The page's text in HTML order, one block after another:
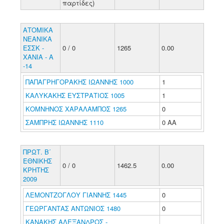
παρτίδες)
ΑΤΟΜΙΚΑ
ΝΕΑΝΙΚΑ
ΕΣΣΚ -
ΧΑΝΙΑ - Α
-14
0 / 0 1265 0.00
ΠΑΠΑΓΡΗΓΟΡΑΚΗΣ ΙΩΑΝΝΗΣ 1000
1
ΚΑΛΥΚΑΚΗΣ ΕΥΣΤΡΑΤΙΟΣ 1005
1
ΚΟΜΝΗΝΟΣ ΧΑΡΑΛΑΜΠΟΣ 1265
0
ΣΑΜΠΡΗΣ ΙΩΑΝΝΗΣ 1110
0 ΑΑ
ΠΡΩΤ. Β΄
ΕΘΝΙΚΗΣ
ΚΡΗΤΗΣ
2009
0 / 0 1462.5 0.00
ΛΕΜΟΝΤΖΟΓΛΟΥ ΓΙΑΝΝΗΣ 1445
0
ΓΕΩΡΓΑΝΤΑΣ ΑΝΤΩΝΙΟΣ 1480
0
ΚΑΝΑΚΗΣ ΑΛΕΞΑΝΔΡΟΣ -